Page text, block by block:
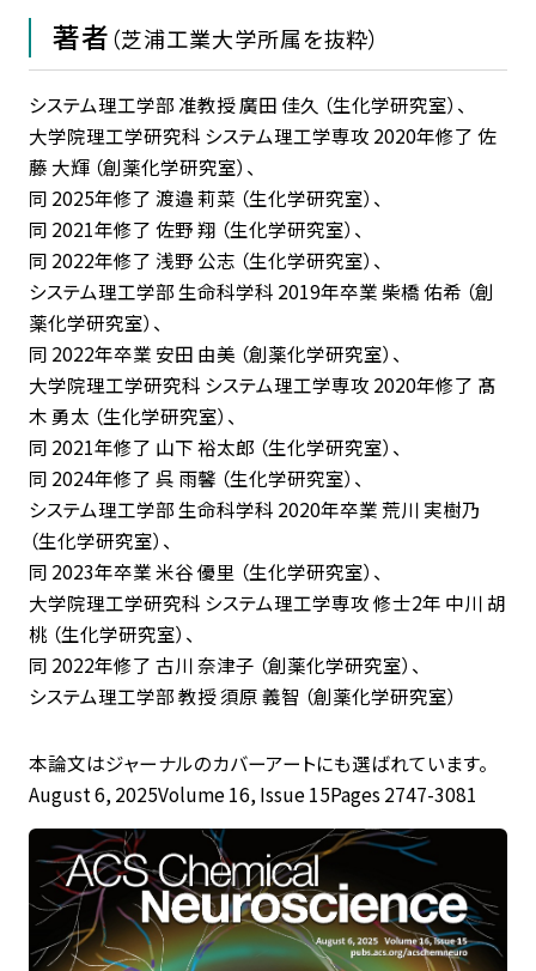
著者（芝浦工業大学所属を抜粋）
システム理工学部 准教授 廣田 佳久 （生化学研究室）、
大学院理工学研究科 システム理工学専攻 2020年修了 佐
藤 大輝 （創薬化学研究室）、
同 2025年修了 渡邉 莉菜 （生化学研究室）、
同 2021年修了 佐野 翔 （生化学研究室）、
同 2022年修了 浅野 公志 （生化学研究室）、
システム理工学部 生命科学科 2019年卒業 柴橋 佑希 （創
薬化学研究室）、
同 2022年卒業 安田 由美 （創薬化学研究室）、
大学院理工学研究科 システム理工学専攻 2020年修了 髙
木 勇太 （生化学研究室）、
同 2021年修了 山下 裕太郎 （生化学研究室）、
同 2024年修了 呉 雨馨 （生化学研究室）、
システム理工学部 生命科学科 2020年卒業 荒川 実樹乃
（生化学研究室）、
同 2023年卒業 米谷 優里 （生化学研究室）、
大学院理工学研究科 システム理工学専攻 修士2年 中川 胡
桃 （生化学研究室）、
同 2022年修了 古川 奈津子 （創薬化学研究室）、
システム理工学部 教授 須原 義智 （創薬化学研究室）
本論文はジャーナルのカバーアートにも選ばれています。
August 6, 2025Volume 16, Issue 15Pages 2747-3081